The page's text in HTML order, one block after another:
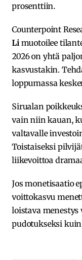
prosenttiin.
Counterpoint
Li muotoilee
2026 on yhtä
kasvustakin.
loppumassa
Sirualan
vain niin kauan,
valtavalle
Toistaiseksi
liikevoittoa
Jos monetisaatio
voittokasvu
loistava
pudotukseksi